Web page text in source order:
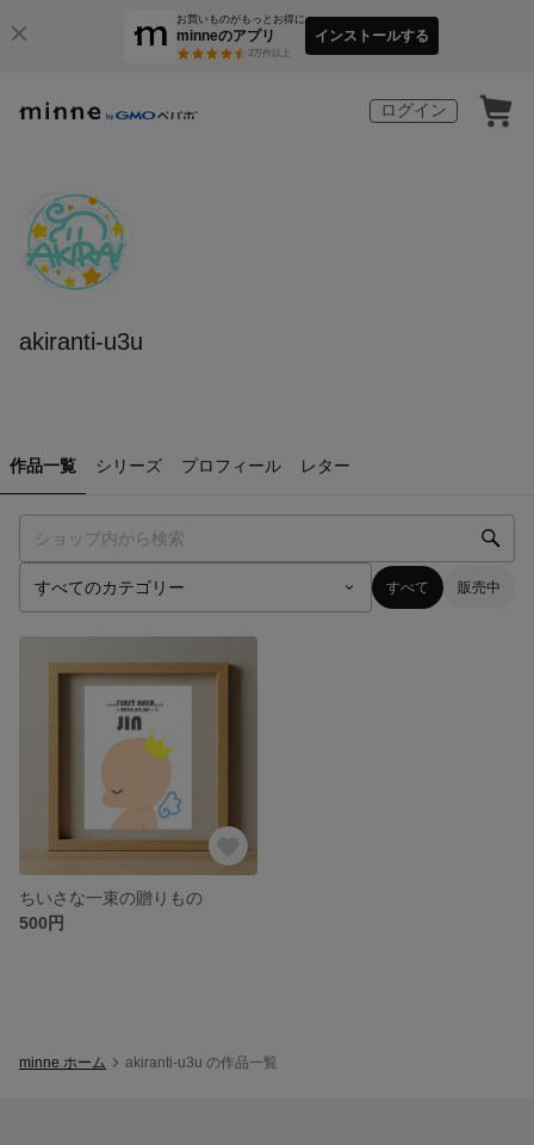
お買いものがもっとお得に
minneのアプリ
3万件以上
インストールする
ログイン
akiranti-u3u
作品一覧 シリーズ プロフィール レター
すべて 販売中
ちいさな一束の贈りもの
500円
minne ホーム akiranti-u3u の作品一覧